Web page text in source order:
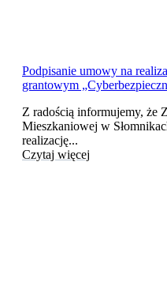
Podpisanie umowy na
grantowym
Z radością informujemy, że
Mieszkaniowej w
realizację...
Czytaj więcej